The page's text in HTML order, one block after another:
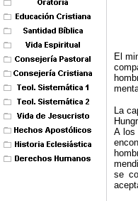
El
La
A los
se